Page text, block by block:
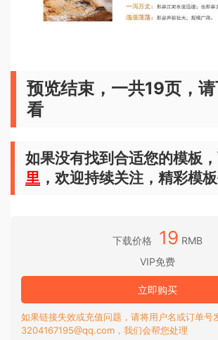
预览结束，一共19页，
看
如果没有找到合适您的模板
里 ，欢迎持续关注，精彩模
下载价格 19 RMB
VIP免费
立即购买
如果链接失效或充值问题，请将用户名或订单号
3204167195@qq.com，我们会帮您处理